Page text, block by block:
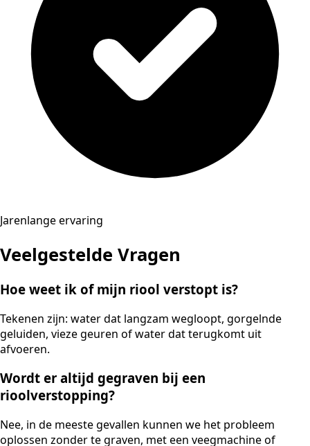
Jarenlange ervaring
Veelgestelde Vragen
Hoe weet ik of mijn riool verstopt is?
Tekenen zijn: water dat langzam wegloopt, gorgelnde
geluiden, vieze geuren of water dat terugkomt uit
afvoeren.
Wordt er altijd gegraven bij een
rioolverstopping?
Nee, in de meeste gevallen kunnen we het probleem
oplossen zonder te graven, met een veegmachine of